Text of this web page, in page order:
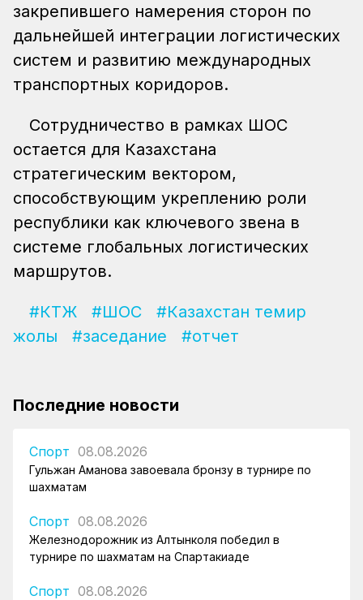
закрепившего намерения сторон по
дальнейшей интеграции логистических
систем и развитию международных
транспортных коридоров.
Сотрудничество в рамках ШОС
остается для Казахстана
стратегическим вектором,
способствующим укреплению роли
республики как ключевого звена в
системе глобальных логистических
маршрутов.
#КТЖ #ШОС
#Казахстан темир
жолы
#заседание #отчет
Последние новости
Спорт 08.08.2026
Гульжан Аманова завоевала бронзу в турнире по
шахматам
Спорт 08.08.2026
Железнодорожник из Алтынколя победил в
турнире по шахматам на Спартакиаде
Спорт 08.08.2026